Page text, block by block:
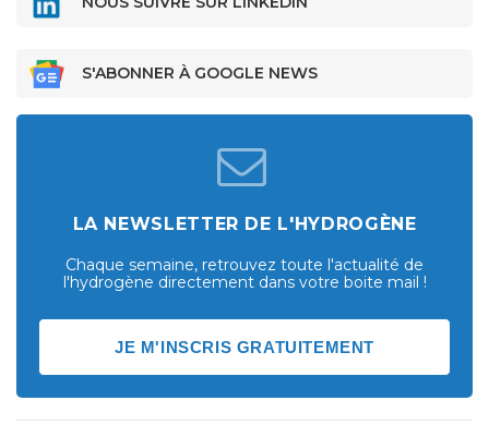
S'ABONNER À GOOGLE NEWS
LA NEWSLETTER DE L'HYDROGÈNE
Chaque semaine, retrouvez toute l'actualité de
l'hydrogène directement dans votre boite mail !
JE M'INSCRIS GRATUITEMENT